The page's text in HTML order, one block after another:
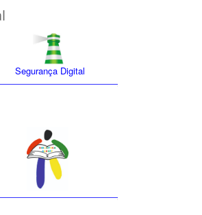
Segurança Digital